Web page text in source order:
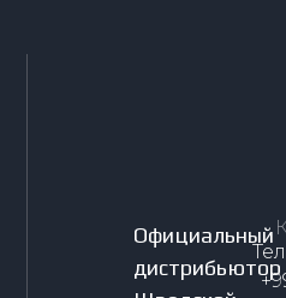
Официальный
дистрибьютор